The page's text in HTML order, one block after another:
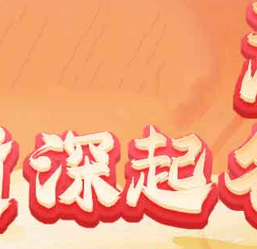
2007
1989 1988 1987 1986 1985
1984
1966 1965 1964 1963
1962
1944 1943 1942 1941 1940
1939
1921 1920 1919 1918
1917